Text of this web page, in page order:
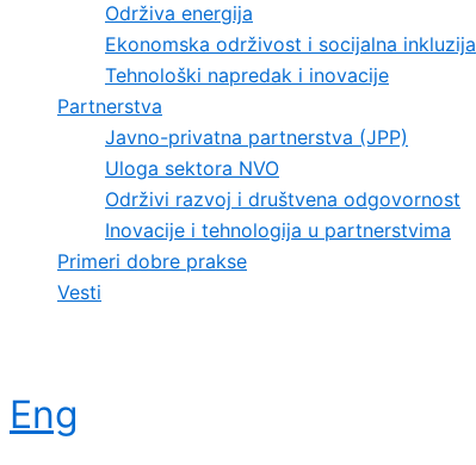
Održiva energija
Ekonomska održivost i socijalna inkluzija
Tehnološki napredak i inovacije
Partnerstva
Javno-privatna partnerstva (JPP)
Uloga sektora NVO
Održivi razvoj i društvena odgovornost
Inovacije i tehnologija u partnerstvima
Primeri dobre prakse
Vesti
Eng